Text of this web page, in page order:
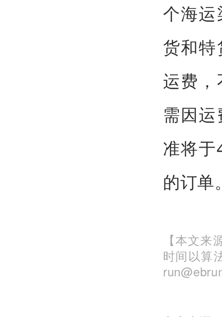
个海
货和
运费
需因
准将
的订单
【本文
时间以算